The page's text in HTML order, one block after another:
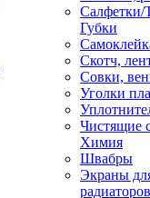
Салфетки/
Губки
Скотч,
Совки,
Уголки
Чистящие
Химия
Швабры
Экраны
радиаторов